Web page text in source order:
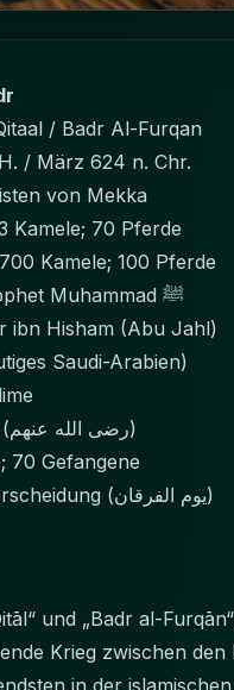
/ Badr Al-Furqan
/ März 624 n. Chr.
von Mekka
Kamele; 70 Pferde
Kamele; 100 Pferde
Prophet Muhammad ﷺ
ibn Hisham (Abu Jahl)
Saudi-Arabien)
14 Sahaba (رضى الله عنهم)
70 Gefangene
Der Tag der Unterscheidung (يوم الفرقان)
und „Badr al-
Krieg zwischen den
in der